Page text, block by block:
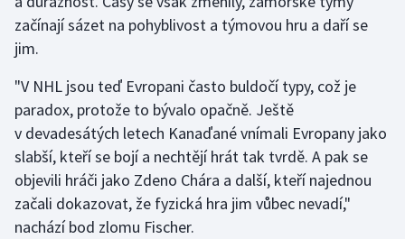
Lezení
Lyže a snowboard
Moderní pětiboj
Motorsport
Olympijské hry
začínají sázet na pohyblivost a týmovou hru a daří se
jim.
"V NHL jsou teď Evropani často buldočí typy, což je
paradox, protože to bývalo opačně. Ještě
v devadesátých letech Kanaďané vnímali Evropany jako
slabší, kteří se bojí a nechtějí hrát tak tvrdě. A pak se
objevili hráči jako Zdeno Chára a další, kteří najednou
začali dokazovat, že fyzická hra jim vůbec nevadí,"
nachází bod zlomu Fischer.